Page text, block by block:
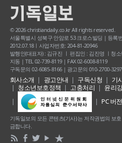
© 2026 christiandaily.co.kr All rights reserved.
서울특별시 성북구 안암로 53 크로스빌딩 | 등록
2012.07.18ㅣ사업자번호: 204-81-20946
발행인(대표자) : 김규진 ㅣ 편집인 : 김진영 ㅣ청
지동 | TEL 02-739-8119 | FAX 02-6008-8119
구독문의 02-6085-8166 | 광고문의 010-2700-3297
회사소개 광고안내 구독신청 기
청소년보호정책
고충처리
윤리
PC 버전
기독일보의 모든 콘텐츠(기사) 는 저작권법의 보
금합니다.